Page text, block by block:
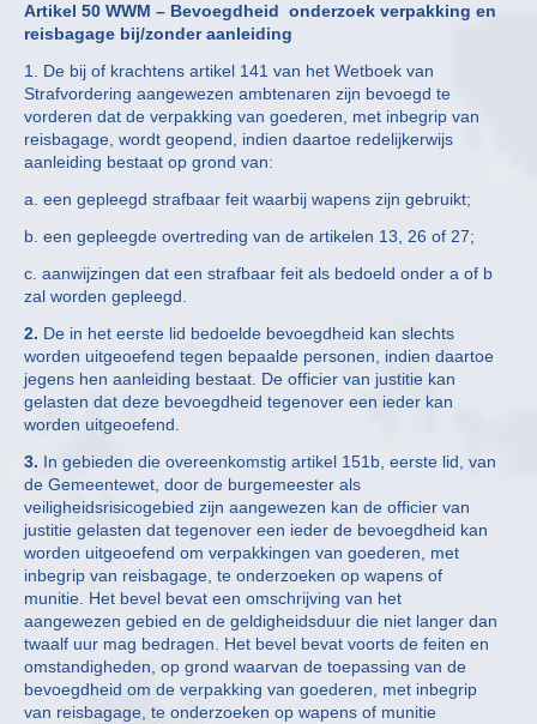
Artikel 50 WWM – Bevoegdheid onderzoek verpakking en
reisbagage bij/zonder aanleiding
1. De bij of krachtens artikel 141 van het Wetboek van
Strafvordering aangewezen ambtenaren zijn bevoegd te
vorderen dat de verpakking van goederen, met inbegrip van
reisbagage, wordt geopend, indien daartoe redelijkerwijs
aanleiding bestaat op grond van:
a. een gepleegd strafbaar feit waarbij wapens zijn gebruikt;
b. een gepleegde overtreding van de artikelen 13, 26 of 27;
c. aanwijzingen dat een strafbaar feit als bedoeld onder a of b
zal worden gepleegd.
2. De in het eerste lid bedoelde bevoegdheid kan slechts
worden uitgeoefend tegen bepaalde personen, indien daartoe
jegens hen aanleiding bestaat. De officier van justitie kan
gelasten dat deze bevoegdheid tegenover een ieder kan
worden uitgeoefend.
3. In gebieden die overeenkomstig artikel 151b, eerste lid, van
de Gemeentewet, door de burgemeester als
veiligheidsrisicogebied zijn aangewezen kan de officier van
justitie gelasten dat tegenover een ieder de bevoegdheid kan
worden uitgeoefend om verpakkingen van goederen, met
inbegrip van reisbagage, te onderzoeken op wapens of
munitie. Het bevel bevat een omschrijving van het
aangewezen gebied en de geldigheidsduur die niet langer dan
twaalf uur mag bedragen. Het bevel bevat voorts de feiten en
omstandigheden, op grond waarvan de toepassing van de
bevoegdheid om de verpakking van goederen, met inbegrip
van reisbagage, te onderzoeken op wapens of munitie